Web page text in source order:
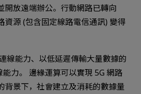
開放遠端辦公。行動網路已轉向
資源 (包含固定線路電信通訊) 變得
線能力、以低延遲傳輸大量數據的
力。 邊緣運算可以實現 5G 網路
背景下，社會建立及消耗的數據量